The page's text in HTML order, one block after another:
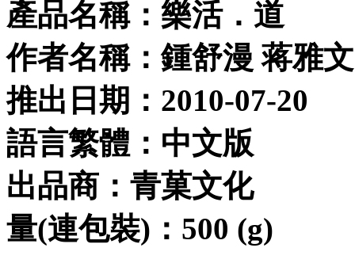
產品名稱：樂活．道
作者名稱：鍾舒漫 蒋雅文
推出日期：2010-07-20
語言繁體：中文版
出品商：青菓文化
量(連包裝)：500 (g)